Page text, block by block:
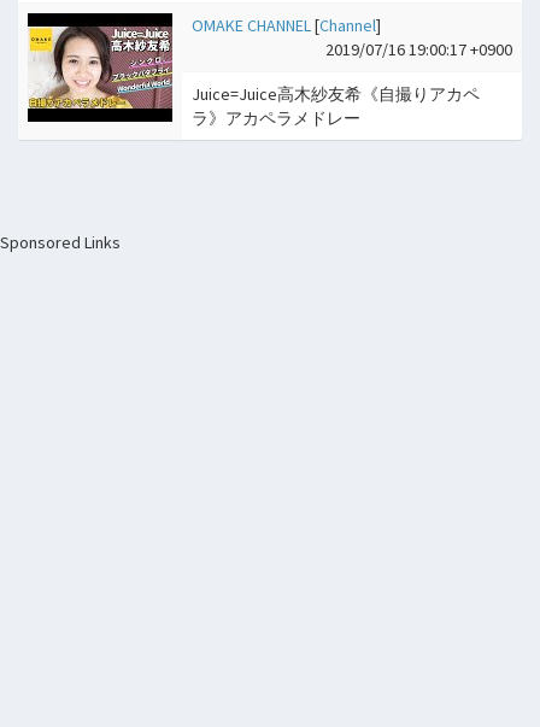
OMAKE CHANNEL [Channel]
2019/07/16 19:00:17 +0900
Juice=Juice高木紗友希《自撮りアカペ
ラ》アカペラメドレー
Sponsored Links